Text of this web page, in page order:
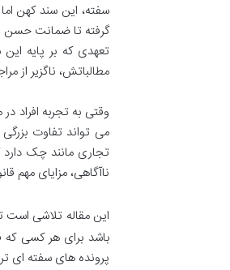
سفته، این سند کهن
گرفته تا ضمانت حسن
تعهدی که بر پایه
مطالباتش، ناگزیر از
وقتی به تجربه افراد
می تواند تفاوت
تجاری مانند چک
ناآگاهی، مزایای مهم
این مقاله تلاشی است
باشد برای هر کسی که
پرونده های سفته ای